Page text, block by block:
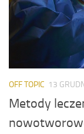
OFF TOPIC 13
Metody